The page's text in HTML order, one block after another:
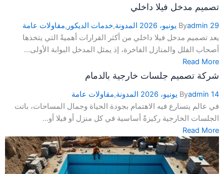
تصميم مدخل فيلا داخلي
Byadmin 29 يونيو، 2026 المدونة,خدمات الديكور ,مقاولات عامة
يعد تصميم مدخل فيلا داخلي من أكثر القرارات أهميةً التي يتخذها
أصحاب الفلل والمنازل الفاخرة، إذ يمثل المدخل البوابة الأولى...
Read More
شركة تصميم جلسات خارجية بالدمام
Byadmin 14 يونيو، 2026 المدونة,مقاولات عامة
في عالم يتسارع فيه الاهتمام بجودة الحياة وجمال المساحات، باتت
الجلسات الخارجية ركيزةً أساسية في كل منزل أو فيلا أو...
Read More